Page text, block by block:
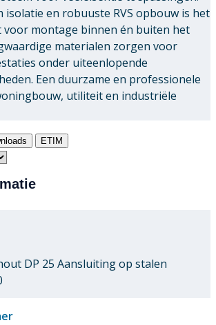
isolatie en robuuste RVS opbouw is het
voor montage binnen én buiten het
materialen zorgen voor
onder uiteenlopende
Een duurzame en professionele
utiliteit en industriële
ETIM
DP 25 Aansluiting op stalen